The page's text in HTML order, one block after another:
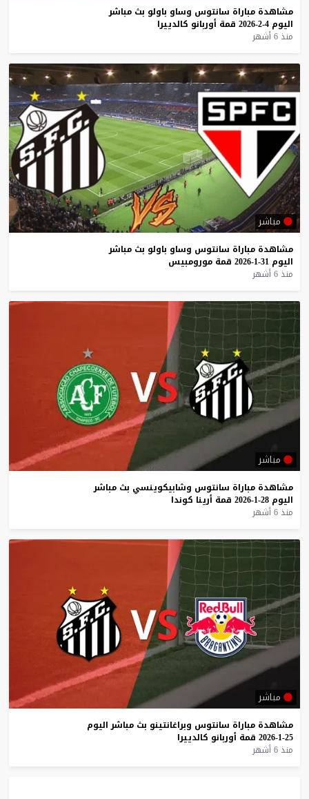
مشاهدة مباراة سانتوس وساو باولو بث مباشر
اليوم 4-2-2026 قمة أوربانو كالدييرا
منذ 6 أشهر
مباشر
مشاهدة مباراة سانتوس وساو باولو بث مباشر
اليوم 31-1-2026 قمة مورومبيس
منذ 6 أشهر
مباشر
مشاهدة مباراة سانتوس وشابيكوينسي بث مباشر
اليوم 28-1-2026 قمة أرينا كوندا
منذ 6 أشهر
مباشر
مشاهدة مباراة سانتوس وبراغانتينو بث مباشر اليوم
25-1-2026
قمة أوربانو كالدييرا
منذ 6 أشهر